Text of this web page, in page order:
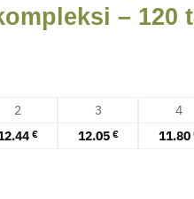
– 120
2 3 4
€ 12.05 € 11.80